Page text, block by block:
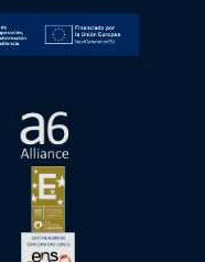
y
abre en ventana
abre en ventana